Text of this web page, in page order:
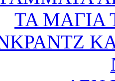
ΤΑ ΜΑΓΙΑ